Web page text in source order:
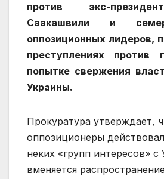
против экс-
Саакашвили и
оппозиционных лидеров,
преступлениях против
попытке свержения
Украины.
Прокуратура утверждает,
оппозиционеры
неких «групп интересов»
вменяется